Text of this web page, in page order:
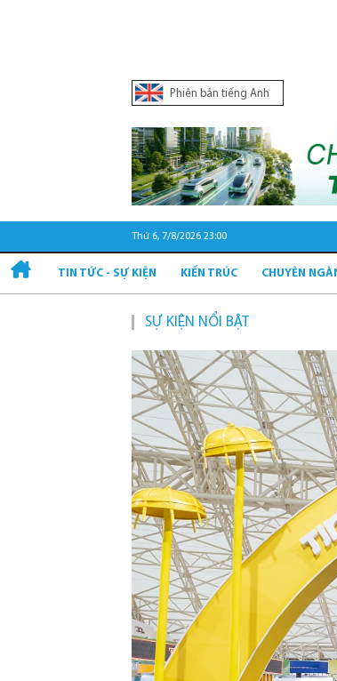
Phiên bản tiếng Anh
Thứ 6, 7/8/2026 23:00
TIN TỨC - SỰ KIỆN KIẾN TRÚC CHUYÊN
SỰ KIỆN NỔI BẬT